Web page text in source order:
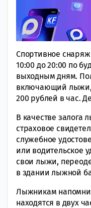
Спортивное
10:00 до 20:00 по
выходным дням.
включающий лыжи,
200 рублей в час.
В качестве залога
страховое
служебное
или водительское
свои лыжи,
в здании лыжной
Лыжникам
находятся в двух